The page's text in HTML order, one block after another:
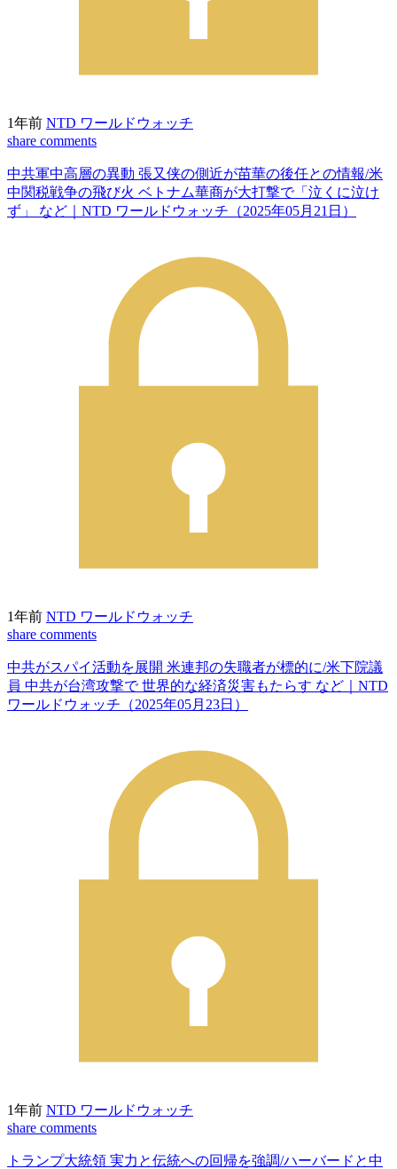
1年前 NTD ワールドウォッチ
share comments
中共軍中高層の異動 張又侠の側近が苗華の後任との情報/米
中関税戦争の飛び火 ベトナム華商が大打撃で「泣くに泣け
ず」 など｜NTD ワールドウォッチ（2025年05月21日）
1年前 NTD ワールドウォッチ
share comments
中共がスパイ活動を展開 米連邦の失職者が標的に/米下院議
員 中共が台湾攻撃で 世界的な経済災害もたらす など｜NTD
ワールドウォッチ（2025年05月23日）
1年前 NTD ワールドウォッチ
share comments
トランプ大統領 実力と伝統への回帰を強調/ハーバードと中